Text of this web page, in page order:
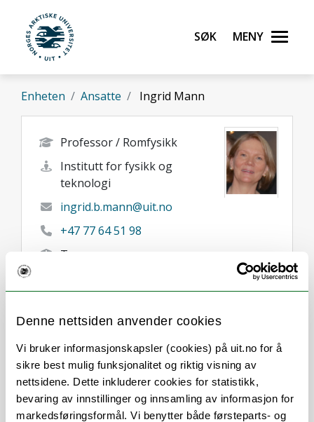
Denne nettsiden anvender cookies
Vi bruker informasjonskapsler (cookies) på uit.no for å
sikre best mulig funksjonalitet og riktig visning av
nettsidene. Dette inkluderer cookies for statistikk,
bevaring av innstillinger og innsamling av informasjon for
markedsføringsformål. Vi benytter både førsteparts- og
Gå til hovedinnhold
UiT Norges arktiske universitet
Søk Meny
Enheten Ansatte Ingrid Mann
Professor / Romfysikk
Institutt for fysikk og
teknologi
ingrid.b.mann@uit.no
+47 77 64 51 98
Tromsø
Om
Forskning og undervisning
Andre publikasjoner